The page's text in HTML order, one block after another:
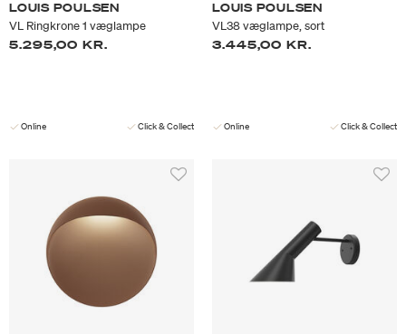
LOUIS POULSEN
VL Ringkrone 1 væglampe
5.295,00 KR.
Online Click & Collect
LOUIS POULSEN
VL38 væglampe, sort
3.445,00 KR.
Online Click & Collect